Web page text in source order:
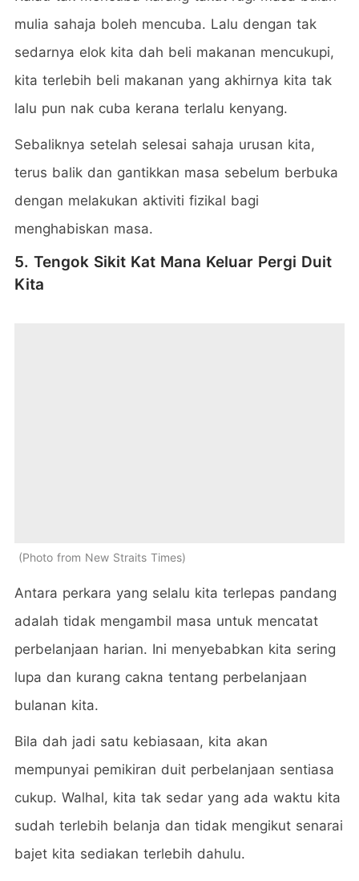
mulia sahaja boleh mencuba. Lalu dengan tak
sedarnya elok kita dah beli makanan mencukupi,
kita terlebih beli makanan yang akhirnya kita tak
lalu pun nak cuba kerana terlalu kenyang.
Sebaliknya setelah selesai sahaja urusan kita,
terus balik dan gantikkan masa sebelum berbuka
dengan melakukan aktiviti fizikal bagi
menghabiskan masa.
5. Tengok Sikit Kat Mana Keluar Pergi Duit
Kita
Photo from New Straits Times
Antara perkara yang selalu kita terlepas pandang
adalah tidak mengambil masa untuk mencatat
perbelanjaan harian. Ini menyebabkan kita sering
lupa dan kurang cakna tentang perbelanjaan
bulanan kita.
Bila dah jadi satu kebiasaan, kita akan
mempunyai pemikiran duit perbelanjaan sentiasa
cukup. Walhal, kita tak sedar yang ada waktu kita
sudah terlebih belanja dan tidak mengikut senarai
bajet kita sediakan terlebih dahulu.